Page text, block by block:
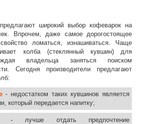
широкий выбор кофеварок на
Впрочем, даже самое дорогостоящее
ломаться, изнашиваться. Чаще
колба (стеклянный кувшин) для
владельца заняться поиском
Сегодня производители предлагают
- недостатком таких кувшинов является
который передается напитку;
лучше отдать предпочтение